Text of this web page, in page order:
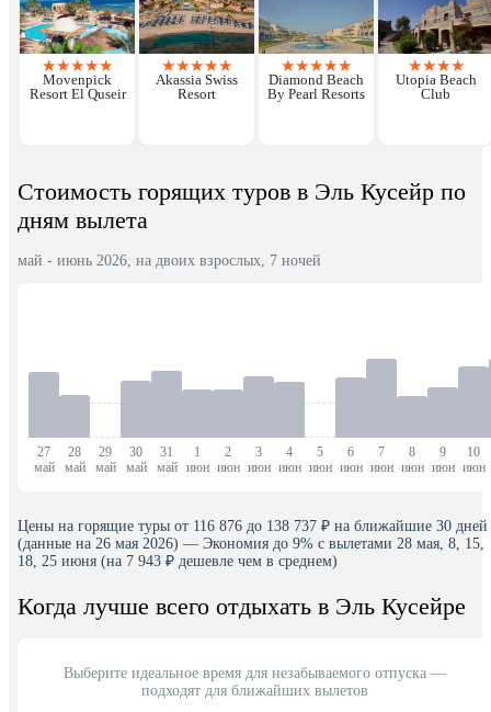
★★★★★
Movenpick
Resort El Quseir
★★★★★
Akassia Swiss
Resort
★★★★★
Diamond Beach
By Pearl Resorts
★★★★
Utopia Beach
Club
Стоимость горящих туров в Эль Кусейр по
дням вылета
май - июнь 2026, на двоих взрослых, 7 ночей
27
май
28
май
29
май
30
май
31
май
1
июн
2
июн
3
июн
4
июн
5
июн
6
июн
7
июн
8
июн
9
июн
10
июн
Цены на горящие туры от 116 876 до 138 737 ₽ на ближайшие 30 дней
(данные на 26 мая 2026) — Экономия до 9% с вылетами 28 мая, 8, 15,
18, 25 июня (на 7 943 ₽ дешевле чем в среднем)
Когда лучше всего отдыхать в Эль Кусейре
Выберите идеальное время для незабываемого отпуска —
подходят для ближайших вылетов